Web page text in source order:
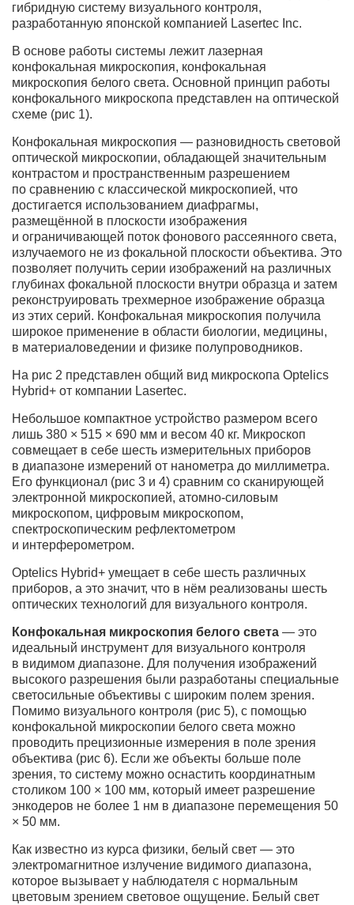
гибридную систему визуального контроля,
разработанную японской компанией Lasertec Inc.
В основе работы системы лежит лазерная
конфокальная микроскопия, конфокальная
микроскопия белого света. Основной принцип работы
конфокального микроскопа представлен на оптической
схеме (рис 1).
Конфокальная микроскопия — разновидность световой
оптической микроскопии, обладающей значительным
контрастом и пространственным разрешением
по сравнению с классической микроскопией, что
достигается использованием диафрагмы,
размещённой в плоскости изображения
и ограничивающей поток фонового рассеянного света,
излучаемого не из фокальной плоскости объектива. Это
позволяет получить серии изображений на различных
глубинах фокальной плоскости внутри образца и затем
реконструировать трехмерное изображение образца
из этих серий. Конфокальная микроскопия получила
широкое применение в области биологии, медицины,
в материаловедении и физике полупроводников.
На рис 2 представлен общий вид микроскопа Optelics
Hybrid+ от компании Lasertec.
Небольшое компактное устройство размером всего
лишь 380 × 515 × 690 мм и весом 40 кг. Микроскоп
совмещает в себе шесть измерительных приборов
в диапазоне измерений от нанометра до миллиметра.
Его функционал (рис 3 и 4) сравним со сканирующей
электронной микроскопией, атомно-силовым
микроскопом, цифровым микроскопом,
спектроскопическим рефлектометром
и интерферометром.
Optelics Hybrid+ умещает в себе шесть различных
приборов, а это значит, что в нём реализованы шесть
оптических технологий для визуального контроля.
Конфокальная микроскопия белого света — это
идеальный инструмент для визуального контроля
в видимом диапазоне. Для получения изображений
высокого разрешения были разработаны специальные
светосильные объективы с широким полем зрения.
Помимо визуального контроля (рис 5), с помощью
конфокальной микроскопии белого света можно
проводить прецизионные измерения в поле зрения
объектива (рис 6). Если же объекты больше поле
зрения, то систему можно оснастить координатным
столиком 100 × 100 мм, который имеет разрешение
энкодеров не более 1 нм в диапазоне перемещения 50
× 50 мм.
Как известно из курса физики, белый свет — это
электромагнитное излучение видимого диапазона,
которое вызывает у наблюдателя с нормальным
цветовым зрением световое ощущение. Белый свет